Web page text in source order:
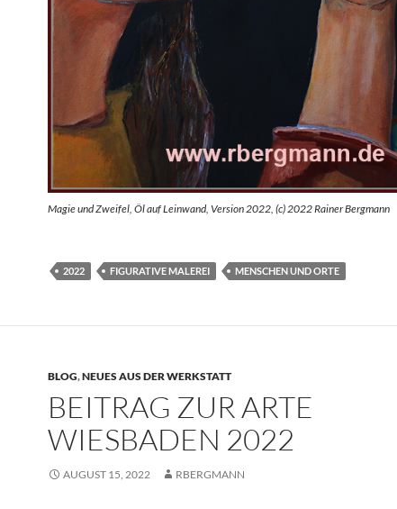
Magie und Zweifel, Öl auf Leinwand, Version 2022, (c) 2022 Rainer Bergmann
2022 FIGURATIVE MALEREI MENSCHEN UND ORTE
BLOG,NEUES AUS DER WERKSTATT
BEITRAG ZUR ARTE
WIESBADEN 2022
AUGUST 15, 2022 RBERGMANN